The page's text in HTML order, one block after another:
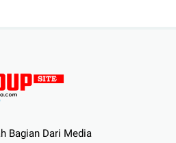
Bagian Dari Media